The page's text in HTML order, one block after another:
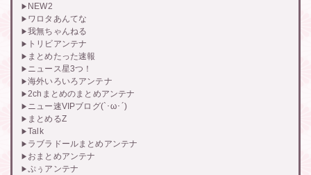
NEW2
ワロタあんてな
我無ちゃんねる
トリビアンテナ
まとめたった速報
ニュース星3つ！
海外いろいろアンテナ
2chまとめのまとめアンテナ
ニュー速VIPブログ(`･ω･´)
まとめるZ
Talk
ラブラドールまとめアンテナ
おまとめアンテナ
ぷぅアンテナ